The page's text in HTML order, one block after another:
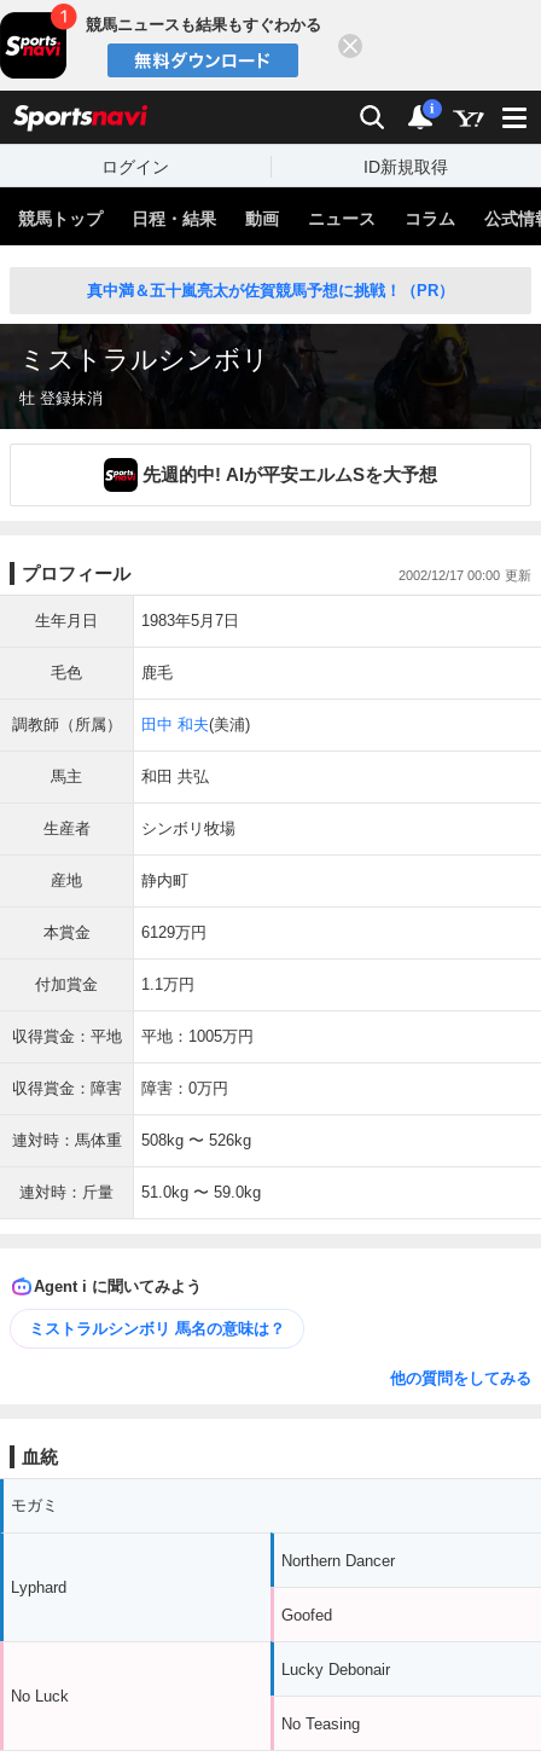
競馬ニュースも結果もすぐわかる
検索 通知
i
ログイン ID新規取得
競馬トップ 日程・結果 動画 ニュース コラム 公式情
真中満＆五十嵐亮太が佐賀競馬予想に挑戦！（PR）
ミストラルシンボリ
牡 登録抹消
先週的中! AIが平安エルムSを大予想
プロフィール 2002/12/17 00:00
生年月日 1983年5月7日
毛色 鹿毛
調教師（所属） 田中 和夫(美浦)
馬主 和田 共弘
生産者 シンボリ牧場
産地 静内町
本賞金 6129万円
付加賞金 1.1万円
収得賞金：平地 平地：1005万円
収得賞金：障害 障害：0万円
連対時：馬体重 508kg 〜 526kg
連対時：斤量 51.0kg 〜 59.0kg
Agent i に聞いてみよう
ミストラルシンボリ 馬名の意味は？
他の質問をしてみる
血統
モガミ
Lyphard
No Luck
Northern Dancer
Goofed
Lucky Debonair
No Teasing